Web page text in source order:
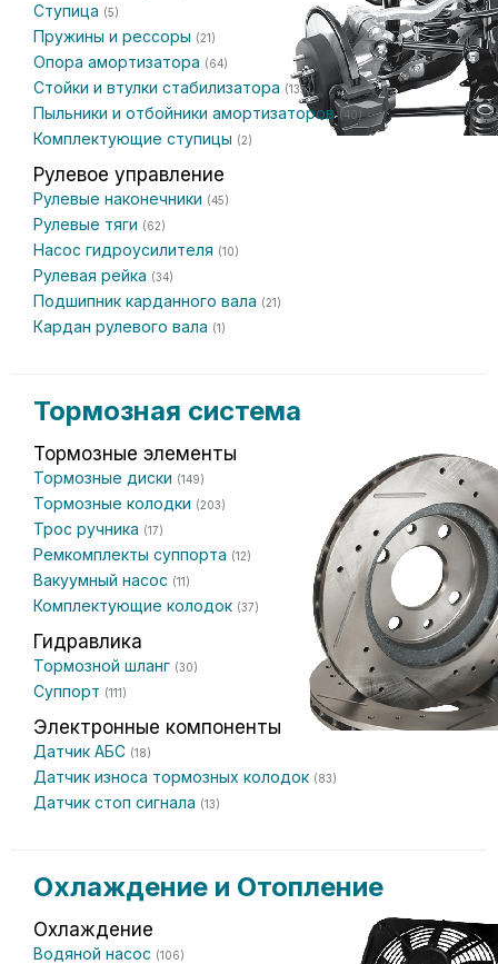
Ступица (5)
Пружины и рессоры (21)
Опора амортизатора (64)
Стойки и втулки стабилизатора (135)
Пыльники и отбойники амортизаторов(40)
Комплектующие ступицы (2)
Рулевое управление
Рулевые наконечники (45)
Рулевые тяги (62)
Насос гидроусилителя (10)
Рулевая рейка (34)
Подшипник карданного вала (21)
Кардан рулевого вала (1)
Тормозная система
Тормозные элементы
Тормозные диски (149)
Тормозные колодки (203)
Трос ручника (17)
Ремкомплекты суппорта (12)
Вакуумный насос (11)
Комплектующие колодок (37)
Гидравлика
Тормозной шланг (30)
Суппорт (111)
Электронные компоненты
Датчик АБС (18)
Датчик износа тормозных колодок (83)
Датчик стоп сигнала (13)
Охлаждение и Отопление
Охлаждение
Водяной насос (106)